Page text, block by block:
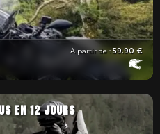
À partir de :59.90 €
EN 12 JOURS